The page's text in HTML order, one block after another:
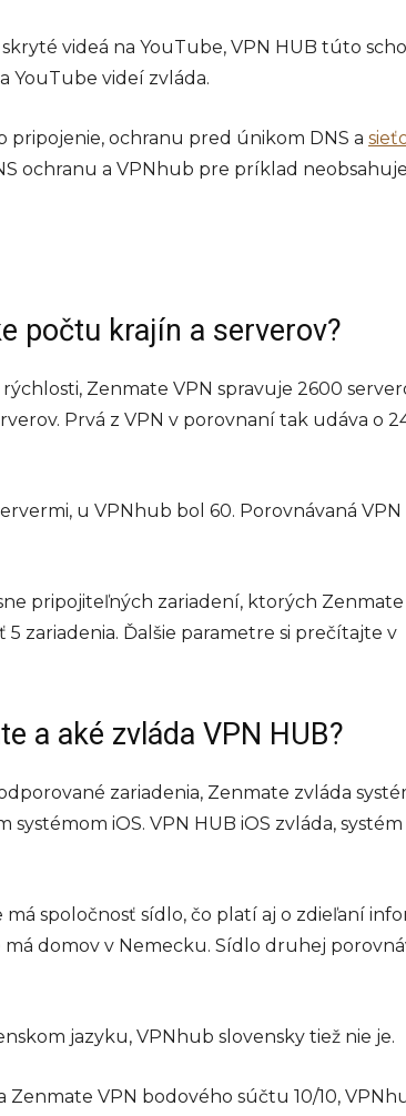
videá na YouTube, VPN HUB túto
YouTube videí zvláda.
pripojenie, ochranu pred únikom DNS a
ochranu a VPNhub pre príklad
počtu krajín a serverov?
Zenmate VPN spravuje 2600
Prvá z VPN v porovnaní tak udáva o
u VPNhub bol 60. Porovnávaná VPN
pripojiteľných zariadení, ktorých Zenmate
zariadenia. Ďalšie parametre si prečítajte v
a aké zvláda VPN HUB?
zariadenia, Zenmate zvláda
iOS. VPN HUB iOS zvláda, systém
má spoločnosť sídlo, čo platí aj o zdieľaní
domov v Nemecku. Sídlo druhej
jazyku, VPNhub slovensky tiež nie je.
VPN bodového súčtu 10/10,